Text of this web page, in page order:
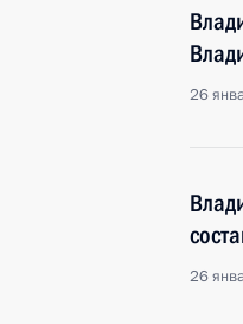
26
26